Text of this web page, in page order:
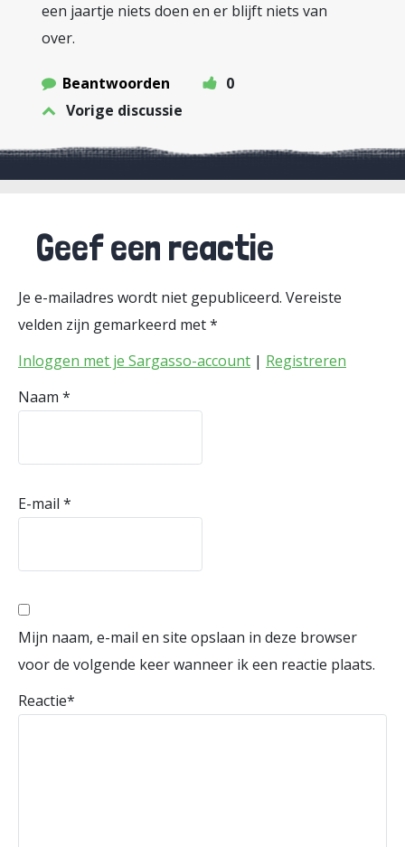
een jaartje niets doen en er blijft niets van
over.
Beantwoorden
0
Vorige discussie
Geef een reactie
Je e-mailadres wordt niet gepubliceerd. Vereiste
velden zijn gemarkeerd met*
Inloggen met je Sargasso-account | Registreren
Naam *
E-mail *
Mijn naam, e-mail en site opslaan in deze browser
voor de volgende keer wanneer ik een reactie plaats.
Reactie*